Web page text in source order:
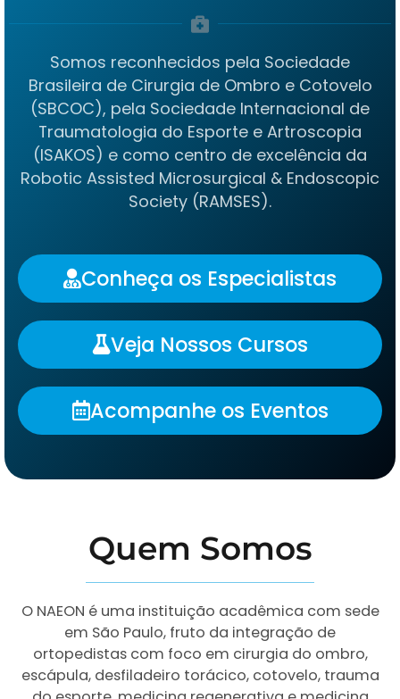
Somos reconhecidos pela Sociedade
Brasileira de Cirurgia de Ombro e Cotovelo
(SBCOC), pela Sociedade Internacional de
Traumatologia do Esporte e Artroscopia
(ISAKOS) e como centro de excelência da
Robotic Assisted Microsurgical & Endoscopic
Society (RAMSES).
Conheça os Especialistas
Veja Nossos Cursos
Acompanhe os Eventos
Quem Somos
O NAEON é uma instituição acadêmica com sede
em São Paulo, fruto da integração de
ortopedistas com foco em cirurgia do ombro,
escápula, desfiladeiro torácico, cotovelo, trauma